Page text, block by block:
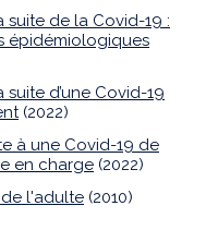
de la Covid-19 :
épidémiologiques
d’une Covid-19
(2022)
à une Covid-19 de
en charge (2022)
l'adulte (2010)